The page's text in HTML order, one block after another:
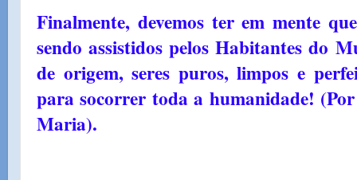
Finalmente, devemos ter em mente
sendo assistidos pelos Habitantes do
de origem, seres puros, limpos e
para socorrer toda a humanidade!
Maria).